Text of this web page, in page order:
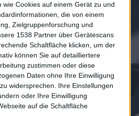
Cookies auf einem Gerät zu und
die von einem
Zielgruppenforschung und
1538 Partner über Gerätescans
Schaltfläche klicken, um der
können Sie auf detailliertere
zustimmen oder diese
Daten ohne Ihre Einwilligung
widersprechen. Ihre Einstellungen
oder Ihre Einwilligung
auf die Schaltfläche